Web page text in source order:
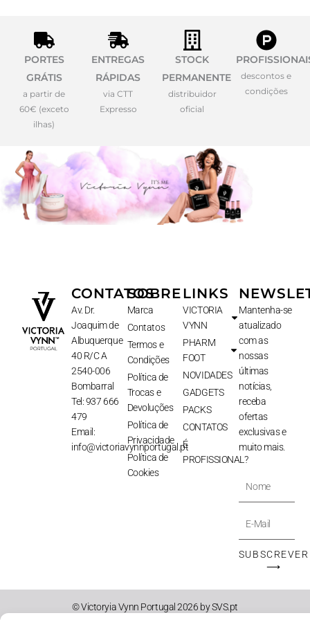
PORTES
GRÁTIS
a partir de
60€ (exceto
ilhas)
ENTREGAS
RÁPIDAS
via CTT
Expresso
STOCK
PERMANENTE
distribuidor
oficial
descontos e
condições
CONTATOS
Av. Dr.
Joaquim de
Albuquerque
40 R/C A
2540-006
Bombarral
Tel: 937 666
479
Email:
info@victoriavynnportugal.pt
SOBRE
Marca
Contatos
Termos e
Condições
Política de
Trocas e
Devoluções
Política de
Privacidade
Política de
Cookies
LINKS
VICTORIA
VYNN
PHARM
FOOT
NOVIDADES
GADGETS
PACKS
CONTATOS
É
PROFISSIONAL?
Mantenha-se
atualizado
com as
nossas
últimas
notícias,
receba
ofertas
exclusivas e
muito mais.
Nome
E-
Mail
SUBSCREVER
⟶
© Victoryia Vynn Portugal 2026 by SVS.pt